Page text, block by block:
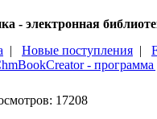
- электронная
| Новые поступления |
-
17208